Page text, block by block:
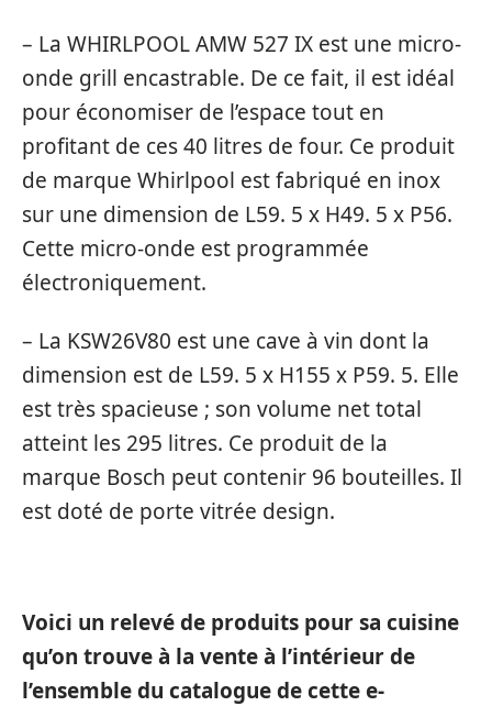
– La WHIRLPOOL AMW 527 IX est une micro-
onde grill encastrable. De ce fait, il est idéal
pour économiser de l’espace tout en
profitant de ces 40 litres de four. Ce produit
de marque Whirlpool est fabriqué en inox
sur une dimension de L59. 5 x H49. 5 x P56.
Cette micro-onde est programmée
électroniquement.
– La KSW26V80 est une cave à vin dont la
dimension est de L59. 5 x H155 x P59. 5. Elle
est très spacieuse ; son volume net total
atteint les 295 litres. Ce produit de la
marque Bosch peut contenir 96 bouteilles. Il
est doté de porte vitrée design.
Voici un relevé de produits pour sa cuisine
qu’on trouve à la vente à l’intérieur de
l’ensemble du catalogue de cette e-